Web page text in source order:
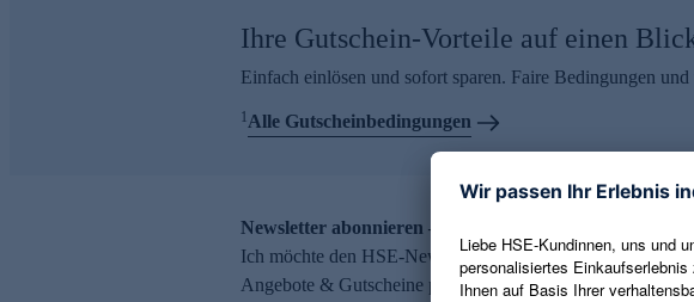
Ihre Gutschein-Vorteile auf einen
Einfach einlösen und sofort sparen. Faire Bedingungen
1Alle Gutscheinbedingungen
Newsletter abonnieren – 10 € Gutschein erhalten
Ich möchte den HSE-Newsletter abonnieren und aktuelle
Angebote & Gutscheine per E-Mail erhalten. Als